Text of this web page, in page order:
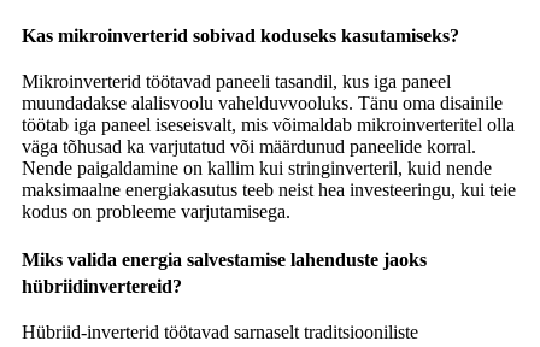
Kas mikroinverterid sobivad koduseks kasutamiseks?
Mikroinverterid töötavad paneeli tasandil, kus iga paneel
muundadakse alalisvoolu vahelduvvooluks. Tänu oma disainile
töötab iga paneel iseseisvalt, mis võimaldab mikroinverteritel olla
väga tõhusad ka varjutatud või määrdunud paneelide korral.
Nende paigaldamine on kallim kui stringinverteril, kuid nende
maksimaalne energiakasutus teeb neist hea investeeringu, kui teie
kodus on probleeme varjutamisega.
Miks valida energia salvestamise lahenduste jaoks
hübriidinvertereid?
Hübriid-inverterid töötavad sarnaselt traditsiooniliste